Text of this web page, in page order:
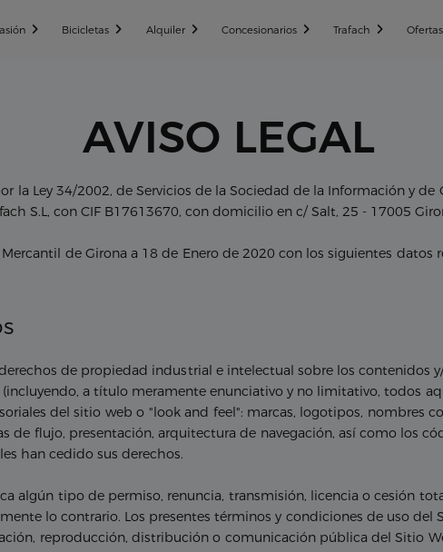
Bicicletas Alquiler Concesionarios Trafach Ofertas
AVISO LEGAL
la Ley 34/2002, de Servicios de la Sociedad de la Información y
S.L, con CIF B17613670, con domicilio en c/ Salt, 25 - 17005
de Girona a 18 de Enero de 2020 con los siguientes datos
de propiedad industrial e intelectual sobre los contenidos
(incluyendo, a título meramente enunciativo y no limitativo, todos
del sitio web o "look and feel": marcas, logotipos, nombres
de flujo, presentación, arquitectura de navegación, así como los
han cedido sus derechos.
algún tipo de permiso, renuncia, transmisión, licencia o cesión
lo contrario. Los presentes términos y condiciones de uso
reproducción, distribución o comunicación pública del Sitio